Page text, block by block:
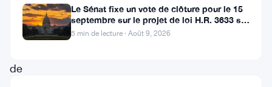
significatif
de
Le Sénat fixe un vote de clôture pour le 15
septembre sur le projet de loi H.R. 3633 sur
le marché des cryptos
5 min de lecture · Août 9, 2026